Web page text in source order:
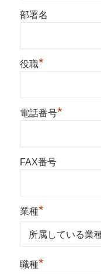
部署名
役職*
電話番号*
FAX番号
業種*
職種*